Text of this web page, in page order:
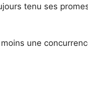
tenu ses
une